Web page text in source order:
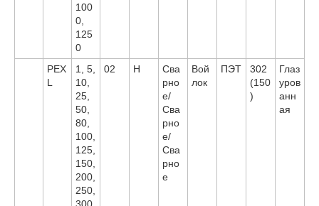
100
0,
125
0
PEX
L
1, 5,
10,
25,
50,
80,
100,
125,
150,
200,
250,
300,
02 H
Сва
рно
е/
Сва
рно
е/
Сва
рно
е
Вой
лок
ПЭТ
302
(150
)
Глаз
уров
анн
ая